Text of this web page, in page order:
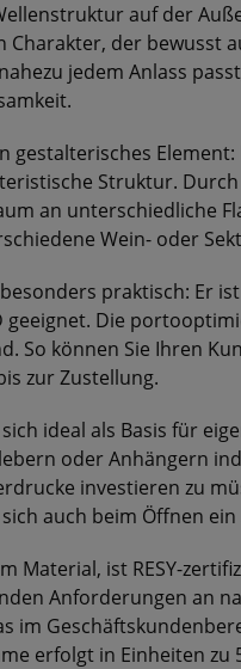
auf der
der bewusst
jedem Anlass
gestalterisches Element:
Struktur.
an unterschiedliche
Wein- oder
praktisch: Er
Die
So können Sie Ihren
zur Zustellung.
ideal als Basis für
oder Anhängern
investieren zu
auch beim Öffnen
Material, ist RESY-
Anforderungen an
im
erfolgt in Einheiten zu